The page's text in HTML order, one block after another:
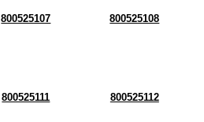
800525107 800525108
800525111 800525112